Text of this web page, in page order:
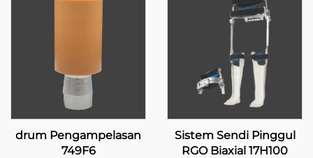
drum Pengampelasan
749F6
Sistem Sendi Pinggul
RGO Biaxial 17H100